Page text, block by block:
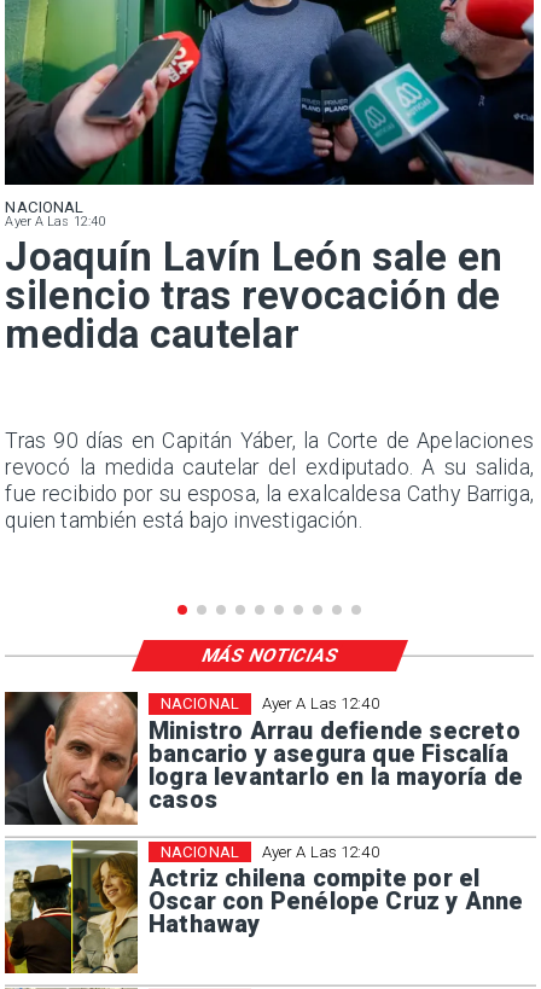
NACIONAL
Ayer A Las 12:40
Joaquín Lavín León sale en
silencio tras revocación de
medida cautelar
Tras 90 días en Capitán Yáber, la Corte de Apelaciones
revocó la medida cautelar del exdiputado. A su salida,
fue recibido por su esposa, la exalcaldesa Cathy Barriga,
quien también está bajo investigación.
Ayer A Las 12:40
Ministro Arrau defiende secreto
bancario y asegura que Fiscalía
logra levantarlo en la mayoría de
casos
NACIONAL
Ayer A Las 12:40
Actriz chilena compite por el
Oscar con Penélope Cruz y Anne
Hathaway
NACIONAL
MÁS NOTICIAS